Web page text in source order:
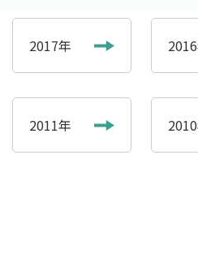
2017年
2011年